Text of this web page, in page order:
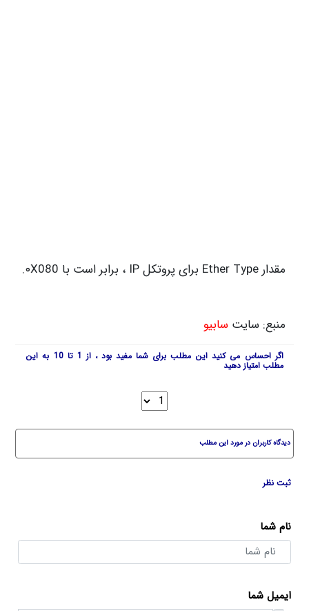
مقدار Ether Type برای پروتکل IP ، برابر است با ۰X080.
منبع: سایتسابیو
اگر احساس می کنید این مطلب برای شما مفید بود ، از 1 تا 10 به این
مطلب امتیاز دهید
دیدگاه کاربران در مورد این مطلب
ثبت نظر
نام شما
ایمیل شما